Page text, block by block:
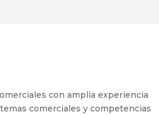
con amplia experiencia
comerciales y competencias